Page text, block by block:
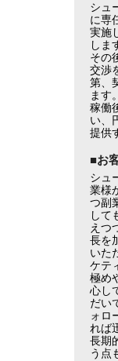
シュ
に専
実施
しま
その
交渉
第、
ます。
稼働
い、
提供
■お
シュ
業様
つ副
して
えつ
長を
いた
ケテ
極め
心し
だい
ォロ
れば
長期
う点